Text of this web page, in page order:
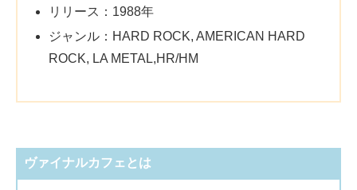
リリース：1988年
ジャンル：HARD ROCK, AMERICAN HARD
ROCK, LA METAL,HR/HM
ヴァイナルカフェとは